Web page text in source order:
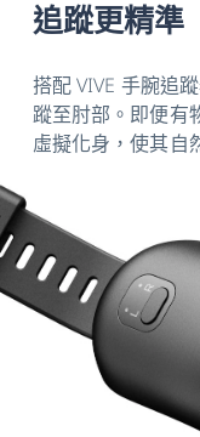
追蹤更精準
搭配 VIVE 手腕追
蹤至肘部。即便有
虛擬化身，使其自